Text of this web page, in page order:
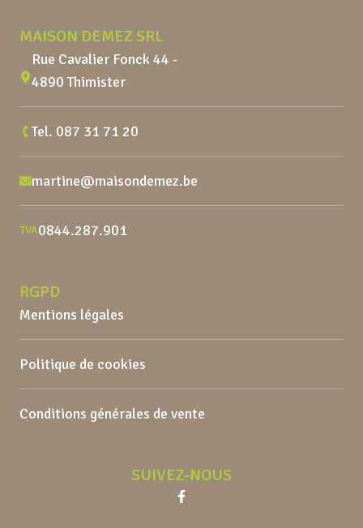
MAISON DEMEZ SRL
Rue Cavalier Fonck 44 -
4890 Thimister
Tel. 087 31 71 20
martine@maisondemez.be
TVA0844.287.901
RGPD
Mentions légales
Politique de cookies
Conditions générales de vente
SUIVEZ-NOUS
Facebook